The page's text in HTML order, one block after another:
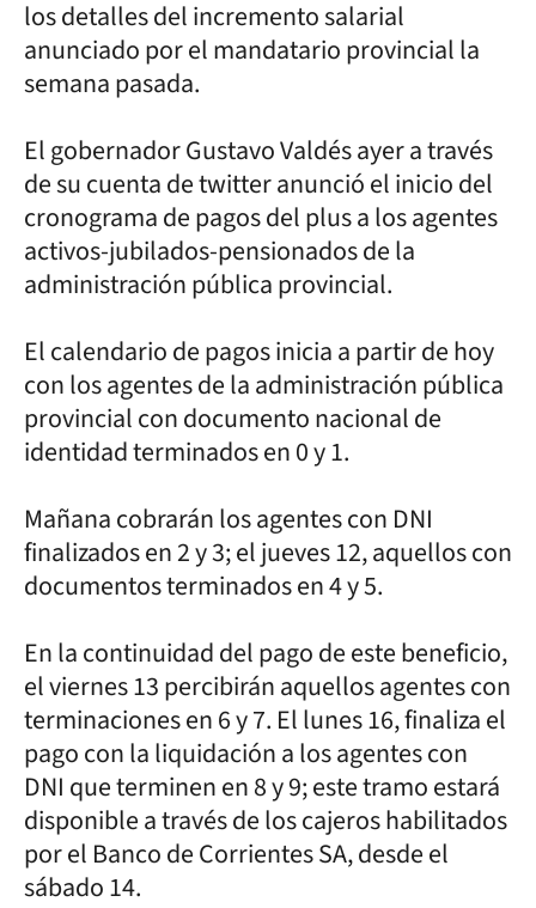
los detalles del incremento salarial
anunciado por el mandatario provincial la
semana pasada.
El gobernador Gustavo Valdés ayer a través
de su cuenta de twitter anunció el inicio del
cronograma de pagos del plus a los agentes
activos-jubilados-pensionados de la
administración pública provincial.
El calendario de pagos inicia a partir de hoy
con los agentes de la administración pública
provincial con documento nacional de
identidad terminados en 0 y 1.
Mañana cobrarán los agentes con DNI
finalizados en 2 y 3; el jueves 12, aquellos con
documentos terminados en 4 y 5.
En la continuidad del pago de este beneficio,
el viernes 13 percibirán aquellos agentes con
terminaciones en 6 y 7. El lunes 16, finaliza el
pago con la liquidación a los agentes con
DNI que terminen en 8 y 9; este tramo estará
disponible a través de los cajeros habilitados
por el Banco de Corrientes SA, desde el
sábado 14.